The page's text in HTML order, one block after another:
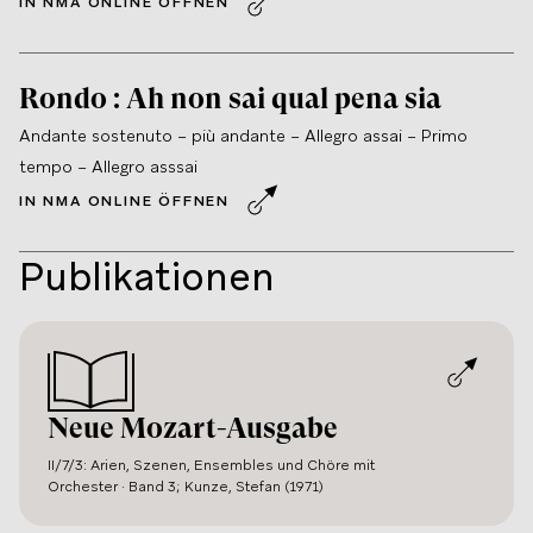
Stücke in Konzerten und Akademien verwendet. Während der
Reise nach Mannheim und Paris 1777/78 und später in Wien
komponierte Mozart mehrere Arien, um bestimmten Sängern
und Sängerinnen einen Gefallen zu erweisen.
Rondo : Ah non sai qual pena sia
Andante sostenuto – più andante – Allegro assai – Primo
tempo – Allegro asssai
IN NMA ONLINE ÖFFNEN
Publikationen
Neue Mozart-Ausgabe
II/7/3: Arien, Szenen, Ensembles und Chöre mit
Orchester · Band 3; Kunze, Stefan (1971)